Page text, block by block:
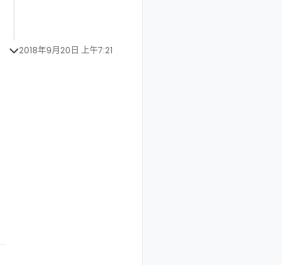
2018年9月20日 上午7:21